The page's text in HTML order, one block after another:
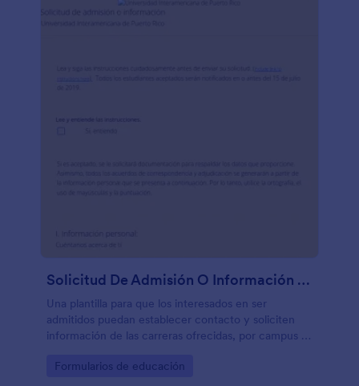
Solicitud De Admisión O Información Universitaria
Una plantilla para que los interesados en ser
admitidos puedan establecer contacto y soliciten
información de las carreras ofrecidas, por campus o
Go to Category:
Formularios de educación